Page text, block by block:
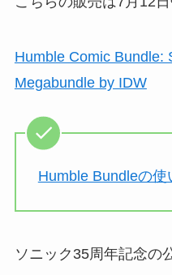
Humble Comic Bundle:
Megabundle by IDW
Humble Bundleの使
ソニック35周年記念の